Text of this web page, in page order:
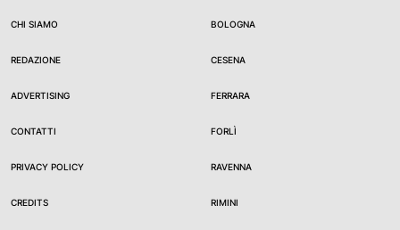
CHI SIAMO
REDAZIONE
ADVERTISING
CONTATTI
PRIVACY POLICY
CREDITS
BOLOGNA
CESENA
FERRARA
FORLÌ
RAVENNA
RIMINI